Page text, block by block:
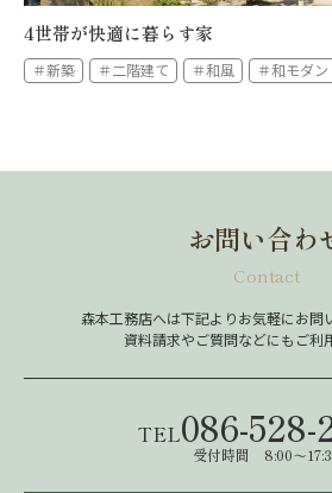
4世帯が快適に暮らす家
＃新築 ＃二階建て ＃和風 ＃和モダン
お問い合わ
Contact
森本工務店へは下記よりお気軽にお問
資料請求やご質問などにもご利
TEL086-528-
受付時間 8:00～